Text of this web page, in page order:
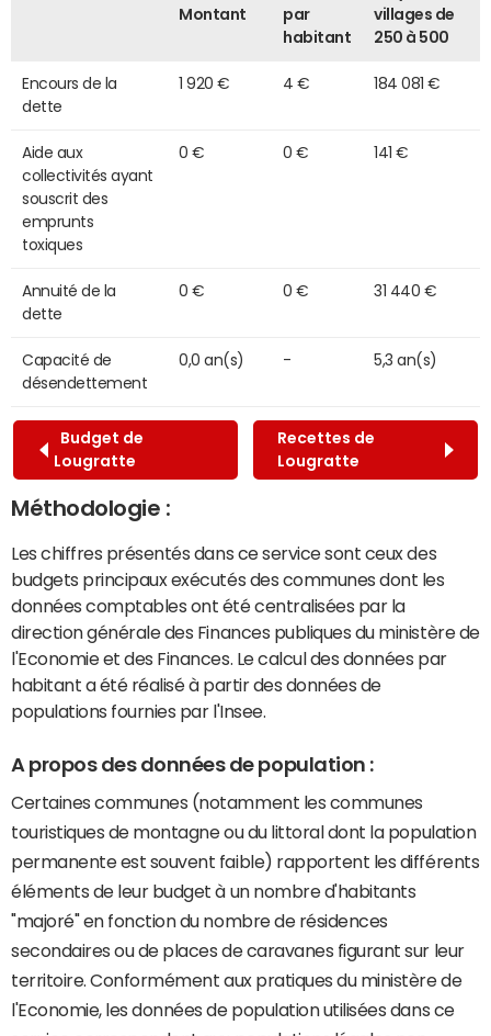
Montant
par
habitant
villages de
250 à 500
Encours de la
dette
1 920 € 4 € 184 081 €
Aide aux
collectivités ayant
souscrit des
emprunts
toxiques
0 € 0 € 141 €
Annuité de la
dette
0 € 0 € 31 440 €
Capacité de
désendettement
0,0 an(s) - 5,3 an(s)
Budget de
Lougratte
Recettes de
Lougratte
Méthodologie :
Les chiffres présentés dans ce service sont ceux des
budgets principaux exécutés des communes dont les
données comptables ont été centralisées par la
direction générale des Finances publiques du ministère de
l'Economie et des Finances. Le calcul des données par
habitant a été réalisé à partir des données de
populations fournies par l'Insee.
A propos des données de population :
Certaines communes (notamment les communes
touristiques de montagne ou du littoral dont la population
permanente est souvent faible) rapportent les différents
éléments de leur budget à un nombre d'habitants
"majoré" en fonction du nombre de résidences
secondaires ou de places de caravanes figurant sur leur
territoire. Conformément aux pratiques du ministère de
l'Economie, les données de population utilisées dans ce